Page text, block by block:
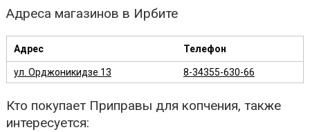
Адреса магазинов в Ирбите
Адрес Телефон
ул. Орджоникидзе 13 8-34355-630-66
Кто покупает Приправы для копчения, также
интересуется: